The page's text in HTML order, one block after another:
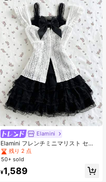
Elamini
Elamini フレンチミニマリスト セク
シースタイル レース生地 ファッショ
ン フリル袖デザイン スリムウエスト
ーリー スウィート 遊び心 春夏新作
レディースブラウス
残り 2 点
50+ sold
¥1,589